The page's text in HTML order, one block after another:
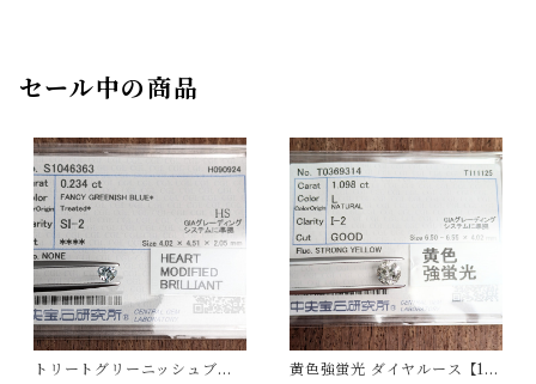
セール中の商品
トリートグリーニッシュブル
黄色強蛍光 ダイヤルース【1.0